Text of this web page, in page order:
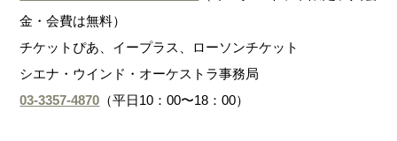
金・会費は無料）
チケットぴあ、イープラス、ローソンチケット
シエナ・ウインド・オーケストラ事務局
03-3357-4870 （平日10：00〜18：00）